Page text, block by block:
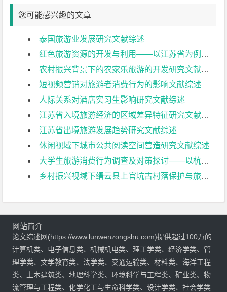
您可能感兴趣的文章
泰国旅游业发展研究文献综述
红色旅游资源的开发与利用——以江苏省为例文献综述
农村振兴背景下的农家乐旅游的开发研究文献综述
短视频营销对旅游者消费行为的影响文献综述
人际关系对酒店实习生影响研究文献综述
江苏省入境旅游经济的区域差异特征研究文献综述
江苏省出境旅游发展趋势研究文献综述
休闲视域下城市公共阅读空间营造研究文献综述
大学生旅游消费行为调查及对策探讨——以杭州师范大学为例文献综述
乡村振兴视域下缙云县上官坑古村落保护与旅游开发研究文献综述
网站简介
论文综述网(https://www.lunwenzongshu.com)提供超过100万的
计算机类、电子信息类、机械机电类、理工学类、经济学类、管
理学类、文学教育类、法学类、交通运输类、材料类、海洋工程
类、土木建筑类、地理科学类、环境科学与工程类、矿业类、物
流管理与工程类、化学化工与生命科学类、设计学类、社会学类